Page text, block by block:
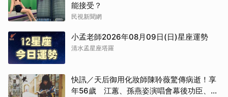
能接受？
民視新聞網
小孟老師2026年08月09日(日)星座運勢
清水孟星座塔羅
快訊／天后御用化妝師陳聆薇驚傳病逝！享
年56歲 江蕙、孫燕姿演唱會幕後功臣、蔡